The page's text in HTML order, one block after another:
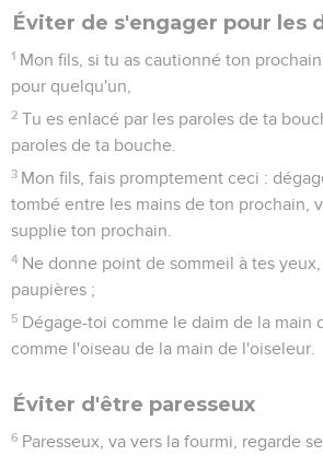
Éviter de s'engager pour les
1 Mon fils, si tu as cautionné ton
pour quelqu'un,
2 Tu es enlacé par les paroles de ta
paroles de ta bouche.
3 Mon fils, fais promptement ceci :
tombé entre les mains de ton prochain,
supplie ton prochain.
4 Ne donne point de sommeil à tes
paupières ;
5 Dégage-toi comme le daim de la main
comme l'oiseau de la main de l'oiseleur.
Éviter d'être paresseux
6 Paresseux, va vers la fourmi, regarde